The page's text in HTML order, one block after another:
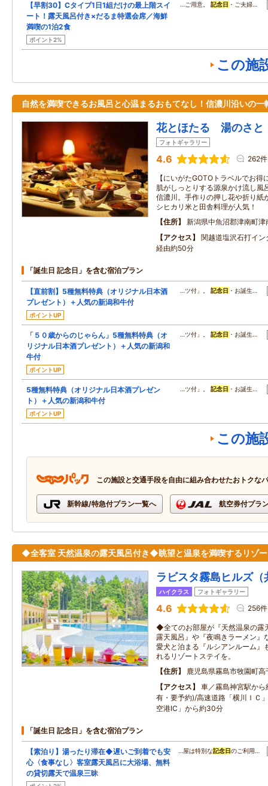
【早割30】Cタイプ1日1組だけの最上階スイ
ート！露天風呂付き×だるま特選会席／海鮮
満喫の1泊2食
ポイント2%
…ご用意。記念日 ・ご夫婦…
この施
自然を満喫できるお風呂と心温まるおもてなし！信濃川沿いの一
花とほたる 湯のさ
フォトギャラリー
4.6 262件
【にいがたGOTOトラベルでお
肌がしっとりする源泉かけ流し風
信濃川。手作りの押し花や折り紙
シヒカリ米と田舎料理が人気！
住所
新潟県中魚沼郡津南町津
アクセス
関越道塩沢石打イ
経由約50分
「誕生日 記念日」を含む宿泊プラン
【直前割】5種無料特典（オリジナル日本酒
プレゼント）＋人気の新潟和牛付
ポイントUP
…ツ付」。記念日 ・お誕生…
「５０歳からのじゃらん」5種無料特典（オ
リジナル日本酒プレゼント）＋人気の新潟和
牛付
ポイントUP
…ツ付」。記念日 ・お誕生…
5種無料特典（オリジナル日本酒プレゼン
ト）＋人気の新潟和牛付
ポイントUP
…ツ付」。記念日 ・お誕生…
この施
この施設と交通手段を自由に組み合わせたおトクな
新幹線/特急付プラン一覧へ 航空券付プラ
◆全客室 天然温泉の露天風呂付き◆眺望と温泉を満喫するリゾ
ラビスタ霧島ヒルズ
ハイクラス フォトギャラリー
4.6 256件
◆全てのお部屋が『天然温泉の
露天風呂』や『夜鳴きラーメン』
愛犬と泊まる『ルシアンルーム』
れるリゾートステイを。
住所
鹿児島県霧島市牧園町
アクセス
車／霧島神宮駅か
有・要予約)/高速道路「横川ＩＣ
空港IC」から約30分
「誕生日 記念日」を含む宿泊プラン
【素泊り】湯ったり滞在◆遅いご到着でも安
心〈食事なし〉客室露天風呂に大浴場、無料
の貸切露天で温泉三昧
…屋は特別な記念日のご利用…